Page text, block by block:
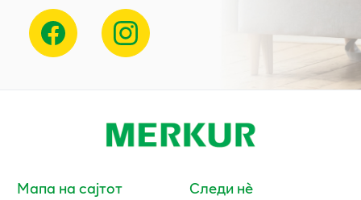
Мапа на сајтот Следи нè